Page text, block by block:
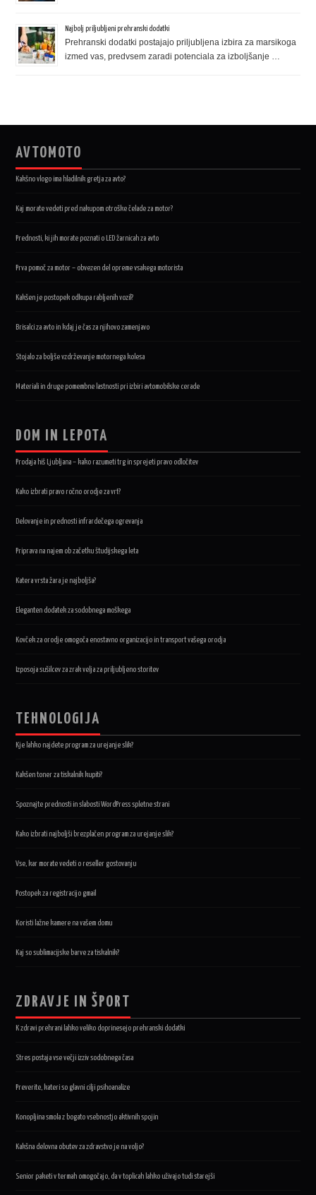
Najbolj priljubljeni prehranski dodatki
Prehranski dodatki postajajo priljubljena izbira za marsikoga
izmed vas, predvsem zaradi potenciala za izboljšanje …
AVTOMOTO
Kakšno vlogo ima hladilnik gretja za avto?
Kaj morate vedeti pred nakupom otroške čelade za motor?
Prednosti, ki jih morate poznati o LED žarnicah za avto
Prva pomoč za motor – obvezen del opreme vsakega motorista
Kakšen je postopek odkupa rabljenih vozil?
Brisalci za avto in kdaj je čas za njihovo zamenjavo
Stojalo za boljše vzdrževanje motornega kolesa
Materiali in druge pomembne lastnosti pri izbiri avtomobilske cerade
DOM IN LEPOTA
Prodaja hiš Ljubljana – kako razumeti trg in sprejeti pravo odločitev
Kako izbrati pravo ročno orodje za vrt?
Delovanje in prednosti infrardečega ogrevanja
Priprava na najem ob začetku študijskega leta
Katera vrsta žara je najboljša?
Eleganten dodatek za sodobnega moškega
Kovček za orodje omogoča enostavno organizacijo in transport vašega orodja
Izposoja sušilcev za zrak velja za priljubljeno storitev
TEHNOLOGIJA
Kje lahko najdete program za urejanje slik?
Kakšen toner za tiskalnik kupiti?
Spoznajte prednosti in slabosti WordPress spletne strani
Kako izbrati najboljši brezplačen program za urejanje slik?
Vse, kar morate vedeti o reseller gostovanju
Postopek za registracijo gmail
Koristi lažne kamere na vašem domu
Kaj so sublimacijske barve za tiskalnik?
ZDRAVJE IN ŠPORT
K zdravi prehrani lahko veliko doprinesejo prehranski dodatki
Stres postaja vse večji izziv sodobnega časa
Preverite, kateri so glavni cilji psihoanalize
Konopljina smola z bogato vsebnostjo aktivnih spojin
Kakšna delovna obutev za zdravstvo je na voljo?
Senior paketi v termah omogočajo, da v toplicah lahko uživajo tudi starejši